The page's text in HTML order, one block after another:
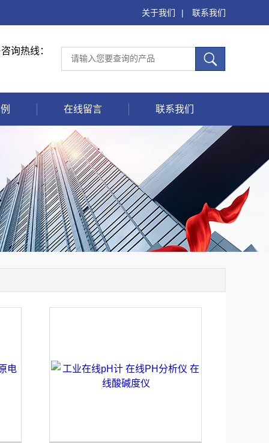
关于我们 | 联系我们
询热线：
在线留言 联系我们